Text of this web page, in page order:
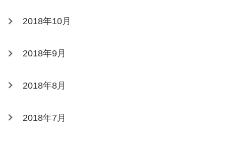
2018年10月
2018年9月
2018年8月
2018年7月